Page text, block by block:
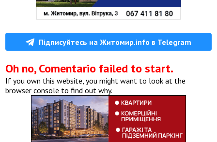
Підписуйтесь на Житомир.info в Telegram
Oh no, Comentario failed to start.
If you own this website, you might want to look at the
browser console to find out why.